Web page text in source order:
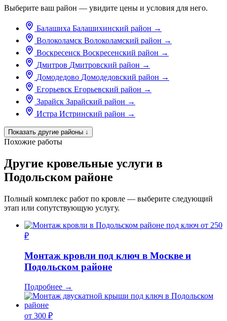
Выберите ваш район — увидите цены и условия для него.
Балашиха Балашихинский район →
Волоколамск Волоколамский район →
Воскресенск Воскресенский район →
Дмитров Дмитровский район →
Домодедово Домодедовский район →
Егорьевск Егорьевский район →
Зарайск Зарайский район →
Истра Истринский район →
Показать другие районы ↓
Похожие работы
Другие кровельные услуги в
Подольском районе
Полный комплекс работ по кровле — выберите следующий
этап или сопутствующую услугу.
от 250
₽
Монтаж кровли под ключ в Москве и
Подольском районе
Подробнее →
от 300 ₽